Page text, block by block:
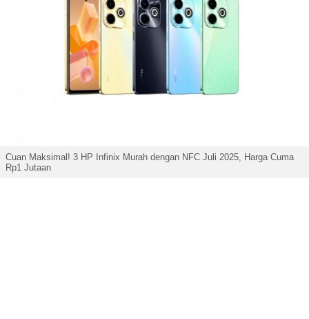
Cuan Maksimal! 3 HP Infinix Murah dengan NFC Juli 2025, Harga Cuma
Rp1 Jutaan